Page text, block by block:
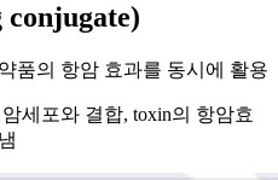
품의 항암 효과를 동시에 활용
세포와 결합, toxin의 항암효